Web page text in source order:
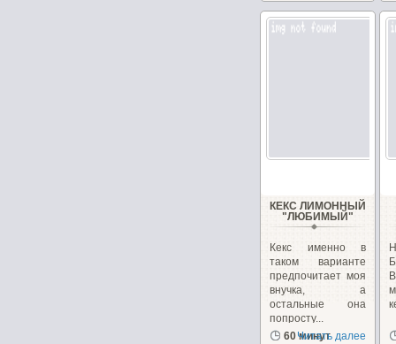
КЕКС ЛИМОННЫЙ
"ЛЮБИМЫЙ"
Кекс именно в
таком варианте
предпочитает моя
внучка, а
остальные она
попросту...
60 минут
Читать далее